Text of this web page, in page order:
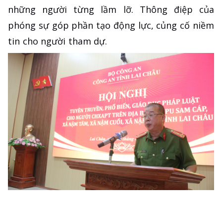
những người từng lầm lỡ. Thông điệp của
phóng sự góp phần tạo động lực, củng cố niềm
tin cho người tham dự.